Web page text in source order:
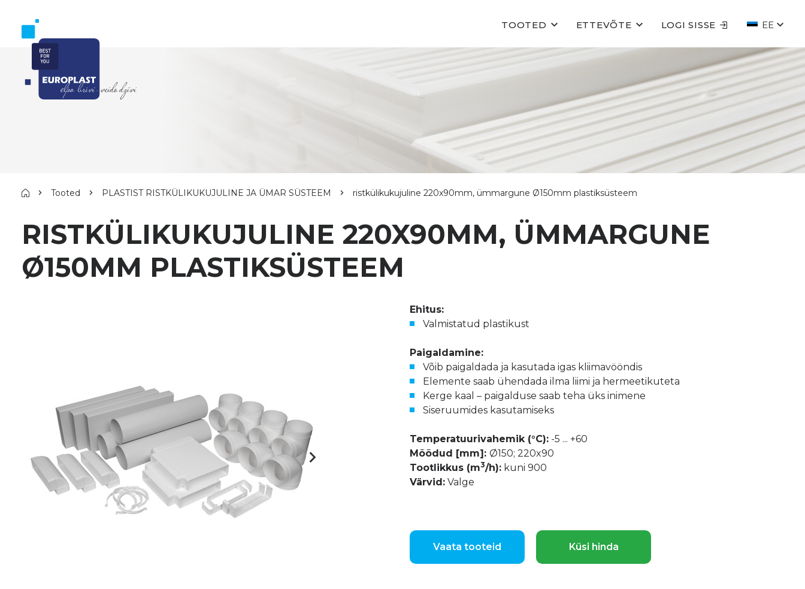
TOOTED ETTEVÕTE LOGI SISSE EE
Tooted PLASTIST RISTKÜLIKUKUJULINE JA ÜMAR SÜSTEEM ristkülikukujuline 220x90mm, ümmargune Ø150mm plastiksüsteem
RISTKÜLIKUKUJULINE 220X90MM, ÜMMARGUNE
Ø150MM PLASTIKSÜSTEEM
Ehitus:
Valmistatud plastikust
Paigaldamine:
Võib paigaldada ja kasutada igas kliimavööndis
Elemente saab ühendada ilma liimi ja hermeetikuteta
Kerge kaal – paigalduse saab teha üks inimene
Siseruumides kasutamiseks
Temperatuurivahemik (°C): -5 ... +60
Mõõdud [mm]: Ø150; 220x90
Tootlikkus (m3/h): kuni 900
Värvid: Valge
Vaata tooteid Küsi hinda